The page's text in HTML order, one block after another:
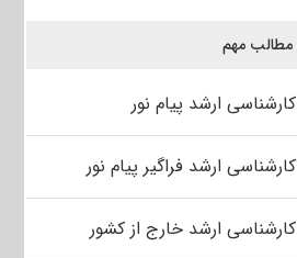
مطالب مهم
کارشناسی ارشد پیام نور
کارشناسی ارشد فراگیر پیام نور
کارشناسی ارشد خارج از کشور